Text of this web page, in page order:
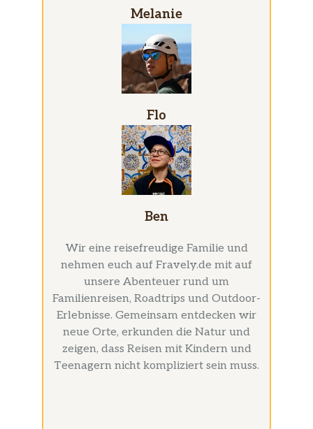
Melanie
Flo
Ben
Wir eine reisefreudige Familie und
nehmen euch auf Fravely.de mit auf
unsere Abenteuer rund um
Familienreisen, Roadtrips und Outdoor-
Erlebnisse. Gemeinsam entdecken wir
neue Orte, erkunden die Natur und
zeigen, dass Reisen mit Kindern und
Teenagern nicht kompliziert sein muss.